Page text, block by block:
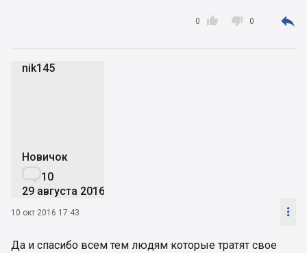

0  0 
nik145
Новичок
10
29 августа 2016
10 окт 2016 17:43 
Да и спасибо всем тем людям которые тратят свое